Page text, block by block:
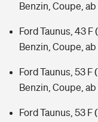
Benzin, Coupe, ab
Ford Taunus, 43 F
Benzin, Coupe, ab
Ford Taunus, 53 F
Benzin, Coupe, ab
Ford Taunus, 53 F